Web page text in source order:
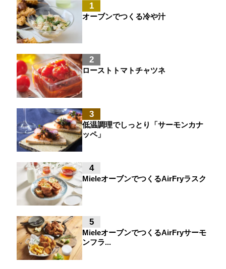
1
オーブンでつくる冷や汁
2
ローストトマトチャツネ
3
低温調理でしっとり「サーモンカナ
ッペ」
4
MieleオーブンでつくるAirFryラスク
5
MieleオーブンでつくるAirFryサーモ
ンフラ...